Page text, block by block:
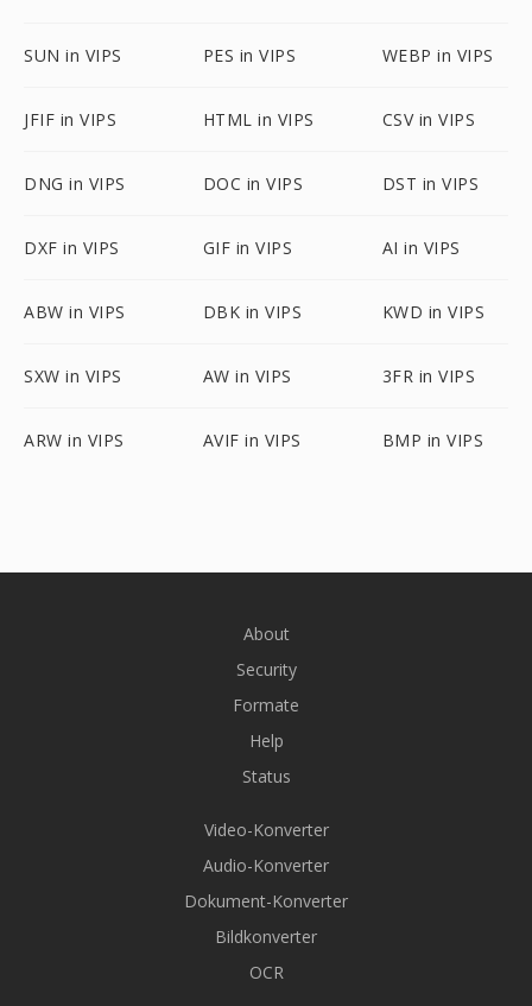
SUN in VIPS PES in VIPS WEBP in VIPS
JFIF in VIPS HTML in VIPS CSV in VIPS
DNG in VIPS DOC in VIPS DST in VIPS
DXF in VIPS GIF in VIPS AI in VIPS
ABW in VIPS DBK in VIPS KWD in VIPS
SXW in VIPS AW in VIPS 3FR in VIPS
ARW in VIPS AVIF in VIPS BMP in VIPS
About
Security
Formate
Help
Status
Video-Konverter
Audio-Konverter
Dokument-Konverter
Bildkonverter
OCR